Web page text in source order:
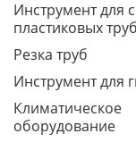
Инструмент для
пластиковых труб
Резка труб
Инструмент для
Климатическое
оборудование